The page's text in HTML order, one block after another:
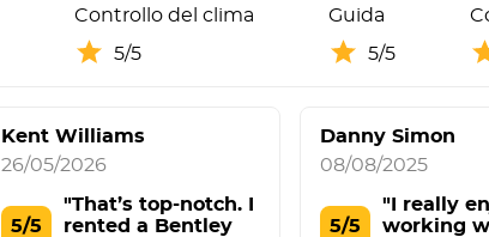
Controllo del clima
5/5
Guida
5/5
Kent Williams
26/05/2026
5/5
"That’s top-notch. I
rented a Bentley
Danny Simon
08/08/2025
5/5
"I really
working